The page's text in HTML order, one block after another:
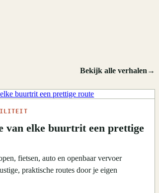
Bekijk alle verhalen→
van elke buurtrit een prettige
fietsen, auto en openbaar vervoer
praktische routes door je eigen